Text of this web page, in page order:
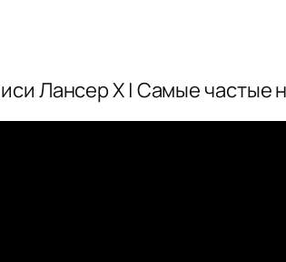
Лансер Х | Самые частые